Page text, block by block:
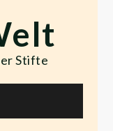
Stifte